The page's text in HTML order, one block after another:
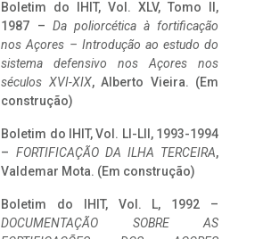
Boletim do IHIT, Vol. XLV, Tomo II,
1987 – Da poliorcética à fortificação
nos Açores – Introdução ao estudo do
sistema defensivo nos Açores nos
séculos XVI-XIX, Alberto Vieira. (Em
construção)
Boletim do IHIT, Vol. LI-LII, 1993-1994
– FORTIFICAÇÃO DA ILHA TERCEIRA,
Valdemar Mota. (Em construção)
Boletim do IHIT, Vol. L, 1992 –
DOCUMENTAÇÃO SOBRE AS